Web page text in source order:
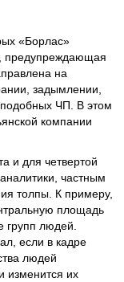
«Борлас»
предупреждающая
на
задымлении,
подобных ЧП. В этом
компании
и для четвертой
частным
толпы. К примеру,
площадь
групп людей.
если в кадре
людей
изменится их